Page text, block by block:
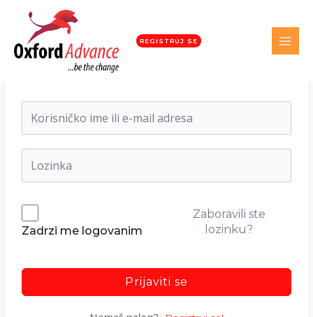
REGISTRUJ SE
Dobrodošli nazad!
Zadrzi me logovanim
Zaboravili ste
lozinku?
Prijaviti se